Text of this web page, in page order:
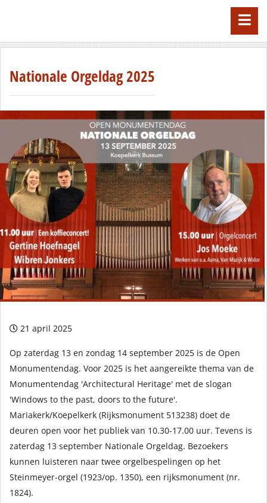
Nationale Orgeldag 2025
21 april 2025
Op zaterdag 13 en zondag 14 september 2025 is de Open
Monumentendag. Voor 2025 is het aangereikte thema van de
Monumentendag 'Architectural Heritage' met de slogan
'Windows to the past, doors to the future'.
Mariakerk/Koepelkerk (Rijksmonument 513238) doet de
deuren open voor het publiek van 10.30-17.00 uur. Tevens is
zaterdag 13 september Nationale Orgeldag. Bezoekers
kunnen luisteren naar twee orgelbespelingen op het
Steinmeyer-orgel (1923/op. 1350), een rijksmonument (nr.
1824).